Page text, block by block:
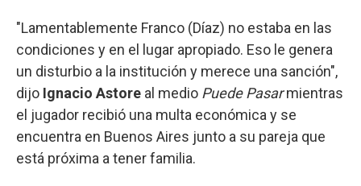
"Lamentablemente Franco (Díaz) no estaba en las
condiciones y en el lugar apropiado. Eso le genera
un disturbio a la institución y merece una sanción",
dijo Ignacio Astore al medio Puede Pasarmientras
el jugador recibió una multa económica y se
encuentra en Buenos Aires junto a su pareja que
está próxima a tener familia.